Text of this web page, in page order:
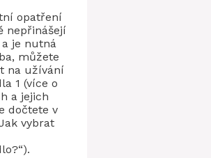
opatření
nepřinášejí
je nutná
můžete
na užívání
1 (více o
a jejich
dočtete v
vybrat